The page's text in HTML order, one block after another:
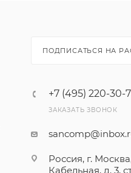
ПОДПИСАТЬСЯ НА
+7 (495) 220-30-
ЗАКАЗАТЬ ЗВОНОК
Россия, г.
Кабельная, д. 3,